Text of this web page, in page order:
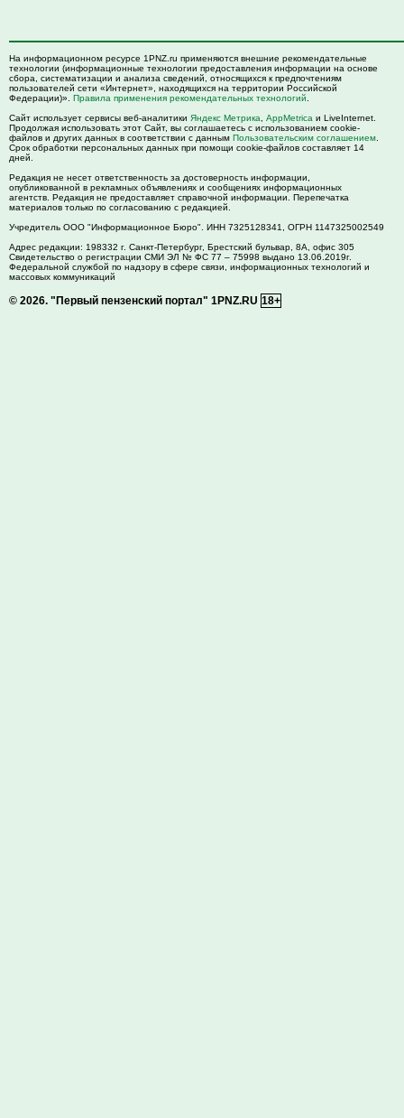
На информационном ресурсе 1PNZ.ru применяются внешние рекомендательные
технологии (информационные технологии предоставления информации на основе
сбора, систематизации и анализа сведений, относящихся к предпочтениям
пользователей сети «Интернет», находящихся на территории Российской
Федерации)». Правила применения рекомендательных технологий
Сайт использует сервисы веб-аналитики Яндекс Метрика AppMetrica и LiveInternet.
Продолжая использовать этот Сайт, вы соглашаетесь с использованием cookie-
файлов и других данных в соответствии с данным Пользовательским соглашением
Срок обработки персональных данных при помощи cookie-файлов составляет 14
дней.
Редакция не несет ответственность за достоверность информации,
опубликованной в рекламных объявлениях и сообщениях информационных
агентств. Редакция не предоставляет справочной информации. Перепечатка
материалов только по согласованию с редакцией.
Учредитель ООО "Информационное Бюро". ИНН 7325128341, ОГРН 1147325002549
Адрес редакции: 198332 г. Санкт-Петербург, Брестский бульвар, 8А, офис 305
Свидетельство о регистрации СМИ ЭЛ № ФС 77 – 75998 выдано 13.06.2019г.
Федеральной службой по надзору в сфере связи, информационных технологий и
массовых коммуникаций
© 2026. "Первый пензенский портал" 1PNZ.RU 18+